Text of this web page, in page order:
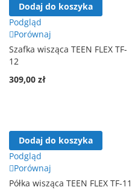
Dodaj do koszyka
Podgląd
Porównaj
Szafka wisząca TEEN FLEX TF-
12
309,00 zł
Dodaj do koszyka
Podgląd
Porównaj
Półka wisząca TEEN FLEX TF-11